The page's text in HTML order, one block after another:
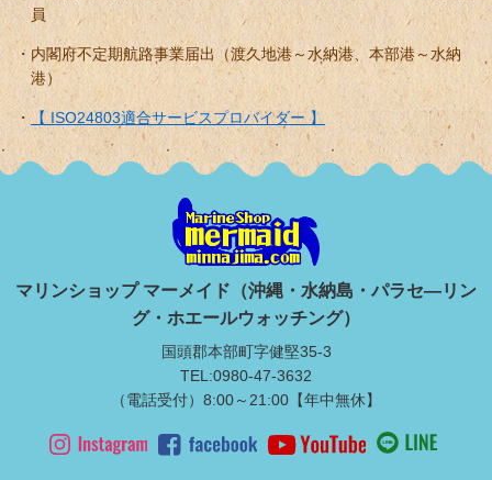
員
内閣府不定期航路事業届出（渡久地港～水納港、本部港～水納
港）
【 ISO24803適合サービスプロバイダー 】
マリンショップ マーメイド（沖縄・水納島・パラセ―リン
グ・ホエールウォッチング）
国頭郡本部町字健堅35-3
TEL:0980-47-3632
（電話受付）8:00～21:00【年中無休】